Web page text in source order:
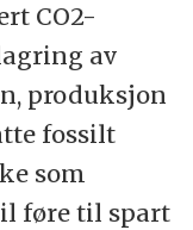
CO2-
av
produksjon
fossilt
som
føre til spart